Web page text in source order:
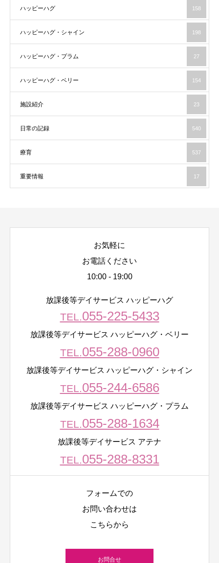
ハッピーハグ 158
ハッピーハグ・シャイン 198
ハッピーハグ・プラム 27
ハッピーハグ・ベリー 154
施設紹介 23
日常の記録 540
療育 537
重要情報 17
お気軽に
お電話ください
10:00 - 19:00
放課後等デイサービス ハッピーハグ
TEL.055-225-5433
放課後等デイサービス ハッピーハグ・ベリー
TEL.055-288-0960
放課後等デイサービス ハッピーハグ・シャイン
TEL.055-244-6586
放課後等デイサービス ハッピーハグ・プラム
TEL.055-288-1634
放課後等デイサービス アテナ
TEL.055-288-8331
フォームでの
お問い合わせは
こちらから
お問合せ